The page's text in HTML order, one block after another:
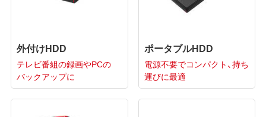
外付けHDD
テレビ番組の録画やPCの
バックアップに
ポータブルHDD
電源不要でコンパクト、持ち
運びに最適